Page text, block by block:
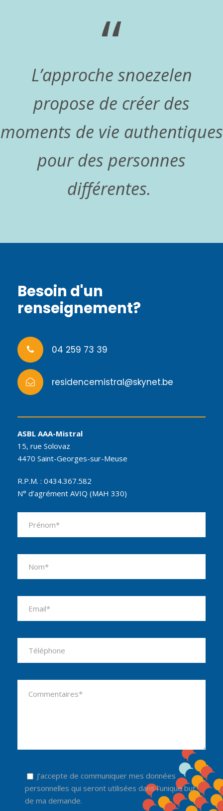
“
L’approche snoezelen
propose de créer des
moments de vie authentiques
pour des personnes
différentes.
Besoin d'un
renseignement?
04 259 73 39
residencemistral@skynet.be
ASBL AAA-Mistral
15, rue Solovaz
4470 Saint-Georges-sur-Meuse
R.P.M. : 0434.367.582
N° d’agrément AVIQ (MAH 330)
J'accepte de communiquer mes données
personnelles qui seront utilisées dans l'unique but
de ma demande.